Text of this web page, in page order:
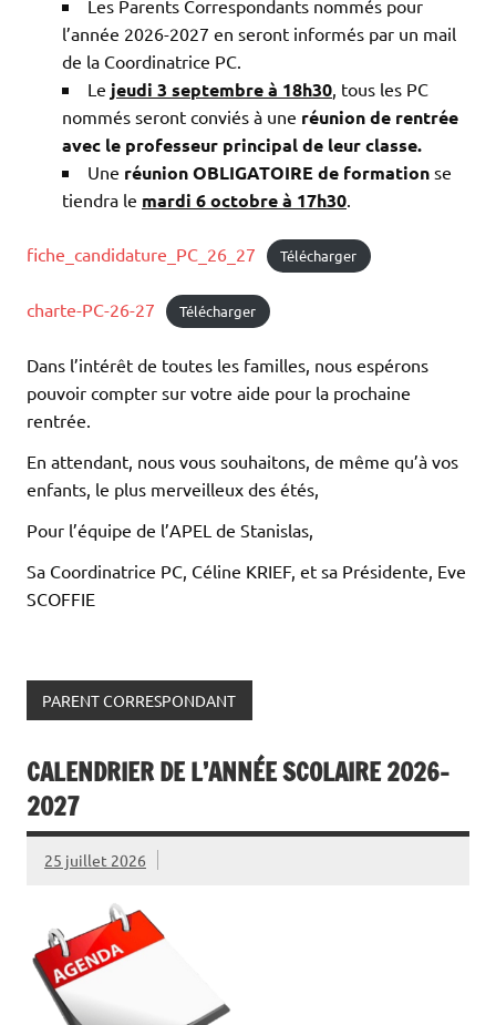
Les Parents Correspondants nommés pour
l’année 2026-2027 en seront informés par un mail
de la Coordinatrice PC.
Le jeudi 3 septembre à 18h30, tous les PC
nommés seront conviés à une réunion de rentrée
avec le professeur principal de leur classe.
Une réunion OBLIGATOIRE de formation se
tiendra le mardi 6 octobre à 17h30.
fiche_candidature_PC_26_27 Télécharger
charte-PC-26-27 Télécharger
Dans l’intérêt de toutes les familles, nous espérons
pouvoir compter sur votre aide pour la prochaine
rentrée.
En attendant, nous vous souhaitons, de même qu’à vos
enfants, le plus merveilleux des étés,
Pour l’équipe de l’APEL de Stanislas,
Sa Coordinatrice PC, Céline KRIEF, et sa Présidente, Eve
SCOFFIE
PARENT CORRESPONDANT
CALENDRIER DE L’ANNÉE SCOLAIRE 2026-
2027
25 juillet 2026